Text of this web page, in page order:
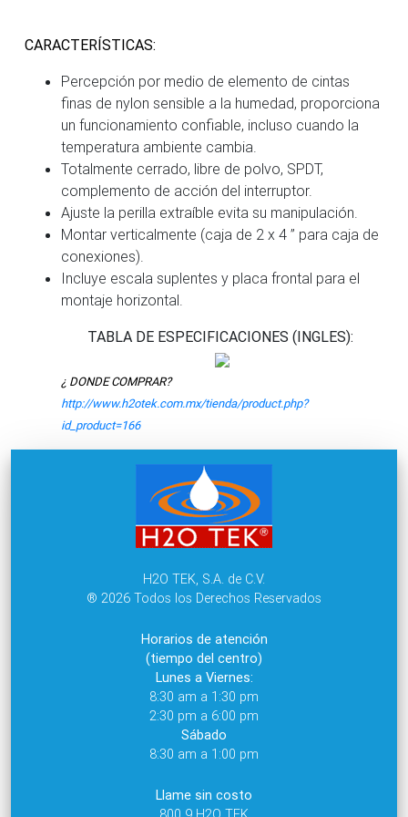
CARACTERÍSTICAS:
Percepción por medio de elemento de cintas
finas de nylon sensible a la humedad, proporciona
un funcionamiento confiable, incluso cuando la
temperatura ambiente cambia.
Totalmente cerrado, libre de polvo, SPDT,
complemento de acción del interruptor.
Ajuste la perilla extraíble evita su manipulación.
Montar verticalmente (caja de 2 x 4 ” para caja de
conexiones).
Incluye escala suplentes y placa frontal para el
montaje horizontal.
TABLA DE ESPECIFICACIONES (INGLES):
¿ DONDE COMPRAR?
http://www.h2otek.com.mx/tienda/product.php?
id_product=166
H2O TEK, S.A. de C.V.
® 2026 Todos los Derechos Reservados
Horarios de atención
(tiempo del centro)
Lunes a Viernes:
8:30 am a 1:30 pm
2:30 pm a 6:00 pm
Sábado
8:30 am a 1:00 pm
Llame sin costo